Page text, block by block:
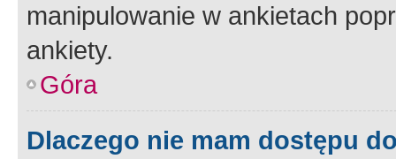
manipulowanie w ankietach
ankiety.
Góra
Dlaczego nie mam dostępu